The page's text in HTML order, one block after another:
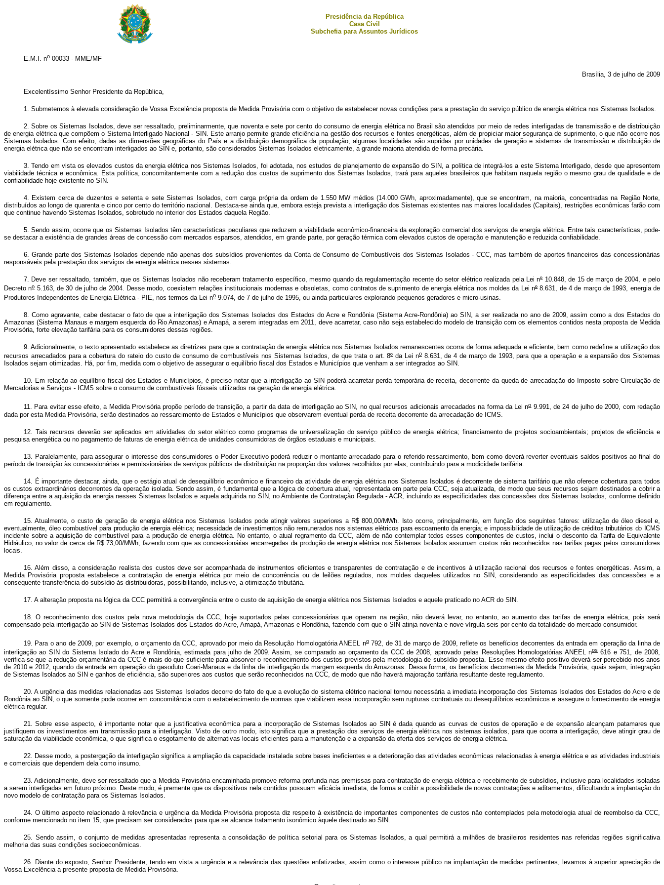
Presidência da República
Casa Civil
Subchefia para Assuntos Jurídicos
E.M.I. no 00033 - MME/MF
Brasília, 3 de julho de 2009
Excelentíssimo Senhor Presidente da República,
1. Submetemos à elevada consideração de Vossa Excelência proposta de Medida Provisória com o objetivo de estabelecer novas condições para a prestação do serviço público de energia elétrica nos Sistemas Isolados.
2. Sobre os Sistemas Isolados, deve ser ressaltado, preliminarmente, que noventa e sete por cento do consumo de energia elétrica no Brasil são atendidos por meio de redes interligadas de transmissão e de distribuição
de energia elétrica que compõem o Sistema Interligado Nacional - SIN. Este arranjo permite grande eficiência na gestão dos recursos e fontes energéticas, além de propiciar maior segurança de suprimento, o que não ocorre nos
Sistemas Isolados. Com efeito, dadas as dimensões geográficas do País e a distribuição demográfica da população, algumas localidades são supridas por unidades de geração e sistemas de transmissão e distribuição de
energia elétrica que não se encontram interligados ao SIN e, portanto, são considerados Sistemas Isolados eletricamente, a grande maioria atendida de forma precária.
3. Tendo em vista os elevados custos da energia elétrica nos Sistemas Isolados, foi adotada, nos estudos de planejamento de expansão do SIN, a política de integrá-los a este Sistema Interligado, desde que apresentem
viabilidade técnica e econômica. Esta política, concomitantemente com a redução dos custos de suprimento dos Sistemas Isolados, trará para aqueles brasileiros que habitam naquela região o mesmo grau de qualidade e de
confiabilidade hoje existente no SIN.
4. Existem cerca de duzentos e setenta e sete Sistemas Isolados, com carga própria da ordem de 1.550 MW médios (14.000 GWh, aproximadamente), que se encontram, na maioria, concentradas na Região Norte,
distribuídos ao longo de quarenta e cinco por cento do território nacional. Destaca-se ainda que, embora esteja prevista a interligação dos Sistemas existentes nas maiores localidades (Capitais), restrições econômicas farão com
que continue havendo Sistemas Isolados, sobretudo no interior dos Estados daquela Região.
5. Sendo assim, ocorre que os Sistemas Isolados têm características peculiares que reduzem a viabilidade econômico-financeira da exploração comercial dos serviços de energia elétrica. Entre tais características, pode-
se destacar a existência de grandes áreas de concessão com mercados esparsos, atendidos, em grande parte, por geração térmica com elevados custos de operação e manutenção e reduzida confiabilidade.
6. Grande parte dos Sistemas Isolados depende não apenas dos subsídios provenientes da Conta de Consumo de Combustíveis dos Sistemas Isolados - CCC, mas também de aportes financeiros das concessionárias
responsáveis pela prestação dos serviços de energia elétrica nesses sistemas.
7. Deve ser ressaltado, também, que os Sistemas Isolados não receberam tratamento específico, mesmo quando da regulamentação recente do setor elétrico realizada pela Lei nº10.848, de 15 de março de 2004, e pelo
Decreto no5.163, de 30 de julho de 2004. Desse modo, coexistem relações institucionais modernas e obsoletas, como contratos de suprimento de energia elétrica nos moldes da Lei nº 8.631, de 4 de março de 1993, energia de
Produtores Independentes de Energia Elétrica - PIE, nos termos da Lei no 9.074, de 7 de julho de 1995, ou ainda particulares explorando pequenos geradores e micro-usinas.
8. Como agravante, cabe destacar o fato de que a interligação dos Sistemas Isolados dos Estados do Acre e Rondônia (Sistema Acre-Rondônia) ao SIN, a ser realizada no ano de 2009, assim como a dos Estados do
Amazonas (Sistema Manaus e margem esquerda do Rio Amazonas) e Amapá, a serem integradas em 2011, deve acarretar, caso não seja estabelecido modelo de transição com os elementos contidos nesta proposta de Medida
Provisória, forte elevação tarifária para os consumidores dessas regiões.
9. Adicionalmente, o texto apresentado estabelece as diretrizes para que a contratação de energia elétrica nos Sistemas Isolados remanescentes ocorra de forma adequada e eficiente, bem como redefine a utilização dos
recursos arrecadados para a cobertura do rateio do custo de consumo de combustíveis nos Sistemas Isolados, de que trata o art. 8ºda Lei no8.631, de 4 de março de 1993, para que a operação e a expansão dos Sistemas
Isolados sejam otimizadas. Há, por fim, medida com o objetivo de assegurar o equilíbrio fiscal dos Estados e Municípios que venham a ser integrados ao SIN.
10. Em relação ao equilíbrio fiscal dos Estados e Municípios, é preciso notar que a interligação ao SIN poderá acarretar perda temporária de receita, decorrente da queda de arrecadação do Imposto sobre Circulação de
Mercadorias e Serviços - ICMS sobre o consumo de combustíveis fósseis utilizados na geração de energia elétrica.
11. Para evitar esse efeito, a Medida Provisória propõe período de transição, a partir da data de interligação ao SIN, no qual recursos adicionais arrecadados na forma da Lei no9.991, de 24 de julho de 2000, com redação
dada por esta Medida Provisória, serão destinados ao ressarcimento de Estados e Municípios que observarem eventual perda de receita decorrente da arrecadação de ICMS.
12. Tais recursos deverão ser aplicados em atividades do setor elétrico como programas de universalização do serviço público de energia elétrica; financiamento de projetos socioambientais; projetos de eficiência e
pesquisa energética ou no pagamento de faturas de energia elétrica de unidades consumidoras de órgãos estaduais e municipais.
13. Paralelamente, para assegurar o interesse dos consumidores o Poder Executivo poderá reduzir o montante arrecadado para o referido ressarcimento, bem como deverá reverter eventuais saldos positivos ao final do
período de transição às concessionárias e permissionárias de serviços públicos de distribuição na proporção dos valores recolhidos por elas, contribuindo para a modicidade tarifária.
14. É importante destacar, ainda, que o estágio atual de desequilíbrio econômico e financeiro da atividade de energia elétrica nos Sistemas Isolados é decorrente de sistema tarifário que não oferece cobertura para todos
os custos extraordinários decorrentes da operação isolada. Sendo assim, é fundamental que a lógica de cobertura atual, representada em parte pela CCC, seja atualizada, de modo que seus recursos sejam destinados a cobrir a
diferença entre a aquisição da energia nesses Sistemas Isolados e aquela adquirida no SIN, no Ambiente de Contratação Regulada - ACR, incluindo as especificidades das concessões dos Sistemas Isolados, conforme definido
em regulamento.
15. Atualmente, o custo de geração de energia elétrica nos Sistemas Isolados pode atingir valores superiores a R$ 800,00/MWh. Isto ocorre, principalmente, em função dos seguintes fatores: utilização de óleo diesel e,
eventualmente, óleo combustível para produção de energia elétrica; necessidade de investimentos não remunerados nos sistemas elétricos para escoamento da energia; e impossibilidade de utilização de créditos tributários do ICMS
incidente sobre a aquisição de combustível para a produção de energia elétrica. No entanto, o atual regramento da CCC, além de não contemplar todos esses componentes de custos, inclui o desconto da Tarifa de Equivalente
Hidráulico, no valor de cerca de R$ 73,00/MWh, fazendo com que as concessionárias encarregadas da produção de energia elétrica nos Sistemas Isolados assumam custos não reconhecidos nas tarifas pagas pelos consumidores
locais.
16. Além disso, a consideração realista dos custos deve ser acompanhada de instrumentos eficientes e transparentes de contratação e de incentivos à utilização racional dos recursos e fontes energéticas. Assim, a
Medida Provisória proposta estabelece a contratação de energia elétrica por meio de concorrência ou de leilões regulados, nos moldes daqueles utilizados no SIN, considerando as especificidades das concessões e a
consequente transferência do subsídio às distribuidoras, possibilitando, inclusive, a otimização tributária.
17. A alteração proposta na lógica da CCC permitirá a convergência entre o custo de aquisição de energia elétrica nos Sistemas Isolados e aquele praticado no ACR do SIN.
18. O reconhecimento dos custos pela nova metodologia da CCC, hoje suportados pelas concessionárias que operam na região, não deverá levar, no entanto, ao aumento das tarifas de energia elétrica, pois será
compensado pela interligação ao SIN de Sistemas Isolados dos Estados do Acre, Amapá, Amazonas e Rondônia, fazendo com que o SIN atinja noventa e nove vírgula seis por cento da totalidade do mercado consumidor.
19. Para o ano de 2009, por exemplo, o orçamento da CCC, aprovado por meio da Resolução Homologatória ANEEL no792, de 31 de março de 2009, reflete os benefícios decorrentes da entrada em operação da linha de
interligação ao SIN do Sistema Isolado do Acre e Rondônia, estimada para julho de 2009. Assim, se comparado ao orçamento da CCC de 2008, aprovado pelas Resoluções Homologatórias ANEEL nos616 e 751, de 2008,
verifica-se que a redução orçamentária da CCC é mais do que suficiente para absorver o reconhecimento dos custos previstos pela metodologia de subsídio proposta. Esse mesmo efeito positivo deverá ser percebido nos anos
de 2010 e 2012, quando da entrada em operação do gasoduto Coari-Manaus e da linha de interligação da margem esquerda do Amazonas. Dessa forma, os benefícios decorrentes da Medida Provisória, quais sejam, integração
de Sistemas Isolados ao SIN e ganhos de eficiência, são superiores aos custos que serão reconhecidos na CCC, de modo que não haverá majoração tarifária resultante deste regulamento.
20.A urgência das medidas relacionadas aos Sistemas Isolados decorre do fato de que a evolução do sistema elétrico nacional tornou necessária a imediata incorporação dos Sistemas Isolados dos Estados do Acre e de
Rondônia ao SIN, o que somente pode ocorrer em concomitância com o estabelecimento de normas que viabilizem essa incorporação sem rupturas contratuais ou desequilíbrios econômicos e assegure o fornecimento de energia
elétrica regular.
21. Sobre esse aspecto, é importante notar que a justificativa econômica para a incorporação de Sistemas Isolados ao SIN é dada quando as curvas de custos de operação e de expansão alcançam patamares que
justifiquem os investimentos em transmissão para a interligação. Visto de outro modo, isto significa que a prestação dos serviços de energia elétrica nos sistemas isolados, para que ocorra a interligação, deve atingir grau de
saturação da viabilidade econômica, o que significa o esgotamento de alternativas locais eficientes para a manutenção e a expansão da oferta dos serviços de energia elétrica.
22. Desse modo, a postergação da interligação significa a ampliação da capacidade instalada sobre bases ineficientes e a deterioração das atividades econômicas relacionadas à energia elétrica e as atividades industriais
e comerciais que dependem dela como insumo.
23. Adicionalmente, deve ser ressaltado que a Medida Provisória encaminhada promove reforma profunda nas premissas para contratação de energia elétrica e recebimento de subsídios, inclusive para localidades isoladas
a serem interligadas em futuro próximo. Deste modo, é premente que os dispositivos nela contidos possuam eficácia imediata, de forma a coibir a possibilidade de novas contratações e aditamentos, dificultando a implantação do
novo modelo de contratação para os Sistemas Isolados.
24. O último aspecto relacionado à relevância e urgência da Medida Provisória proposta diz respeito à existência de importantes componentes de custos não contemplados pela metodologia atual de reembolso da CCC,
conforme mencionado no item 15, que precisam ser considerados para que se alcance tratamento isonômico àquele destinado ao SIN.
25. Sendo assim, o conjunto de medidas apresentadas representa a consolidação de política setorial para os Sistemas Isolados, a qual permitirá a milhões de brasileiros residentes nas referidas regiões significativa
melhoria das suas condições socioeconômicas.
26. Diante do exposto, Senhor Presidente, tendo em vista a urgência e a relevância das questões enfatizadas, assim como o interesse público na implantação de medidas pertinentes, levamos à superior apreciação de
Vossa Excelência a presente proposta de Medida Provisória.